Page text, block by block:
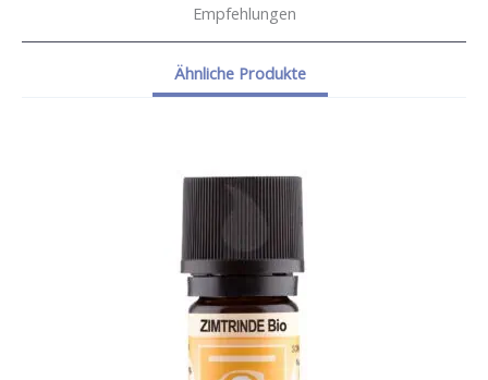
Empfehlungen
Ähnliche Produkte